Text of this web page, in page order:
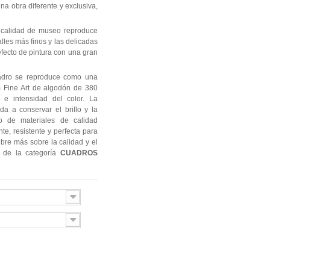
obra diferente y exclusiva,
de museo reproduce
más finos y las delicadas
de pintura con una gran
se reproduce como una
Fine Art de algodón de 380
e intensidad del color. La
a conservar el brillo y la
de materiales de calidad
resistente y perfecta para
más sobre la calidad y el
de la categoría CUADROS